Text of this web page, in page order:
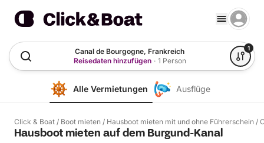
Canal de Bourgogne, Frankreich
Reisedaten hinzufügen · 1 Person
1
Alle Vermietungen Ausflüge
Click & Boat / Boot mieten / Hausboot mieten mit und ohne Führerschein /
Hausboot mieten auf dem Burgund-Kanal